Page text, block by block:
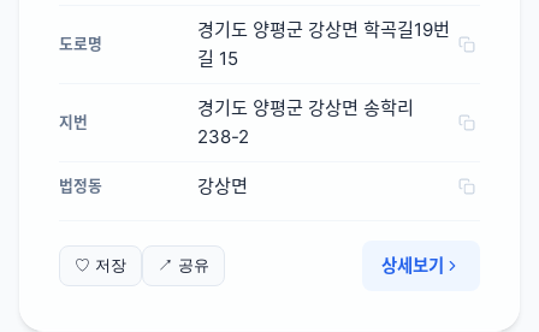
도로명
경기도 양평군 강상면 학곡길19번
길 15
지번
경기도 양평군 강상면 송학리
238-2
법정동 강상면
♡ 저장 ↗ 공유 상세보기